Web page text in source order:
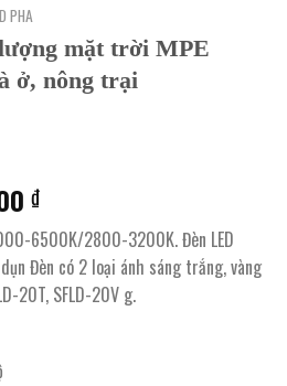
PHA
mặt trời MPE
ở, nông trại
₫.
₫Giá
hiện
tại
là:
668.000 ₫.
6500K/2800-3200K. Đèn LED
Đèn có 2 loại ánh sáng trắng, vàng
20T, SFLD-20V g.